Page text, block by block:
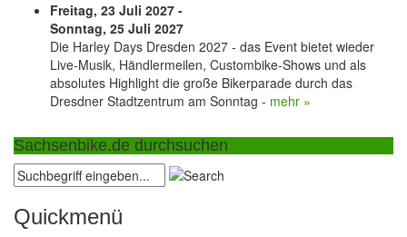
Freitag, 23 Juli 2027 -
Sonntag, 25 Juli 2027
Die Harley Days Dresden 2027 - das Event bietet wieder
Live-Musik, Händlermeilen, Custombike-Shows und als
absolutes Highlight die große Bikerparade durch das
Dresdner Stadtzentrum am Sonntag - mehr »
Sachsenbike.de durchsuchen
Quickmenü